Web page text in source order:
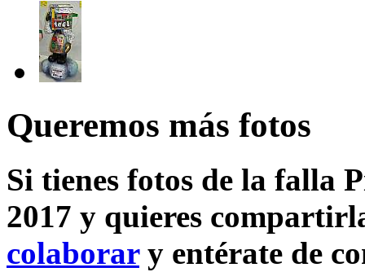
Queremos más fotos
Si tienes fotos de la falla
2017 y quieres
colaborary entérate de